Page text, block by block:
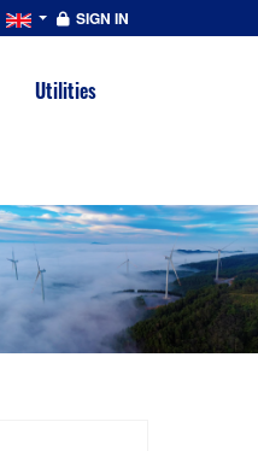
SIGN IN
Utilities